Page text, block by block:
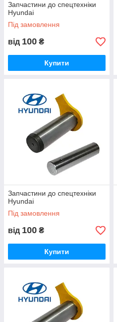
Запчастини до спецтехніки
Hyundai
Під замовлення
від 100 ₴
Купити
Запчастини до спецтехніки
Hyundai
Під замовлення
від 100 ₴
Купити